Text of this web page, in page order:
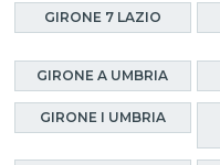
GIRONE 7 LAZIO
GIRONE A UMBRIA
GIRONE I UMBRIA